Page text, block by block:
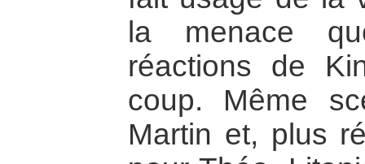
la menace
réactions de
coup. Même
Martin et, plus